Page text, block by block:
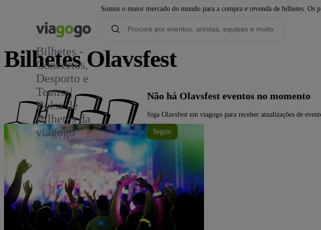
Somos o maior mercado do mundo para a compra e revenda de bilhetes.
Bilhetes -
Concertos,
Desporto e
Teatro |
Bolsa de
Bilhetes da
viagogo
Bilhetes Olavsfest
Não há Olavsfest eventos no momento
Siga Olavsfest em viagogo para receber atualizações de
Seguir